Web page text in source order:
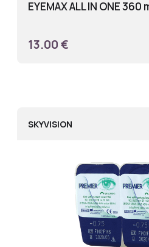
EYEMAX ALL IN ONE 360
13.00 €
SKYVISION